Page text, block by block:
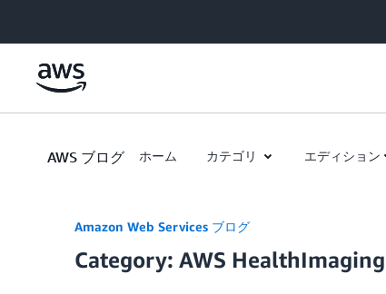
AWS ブログ ホーム カテゴリ エディション
Amazon Web Services ブログ
Category: AWS HealthImaging